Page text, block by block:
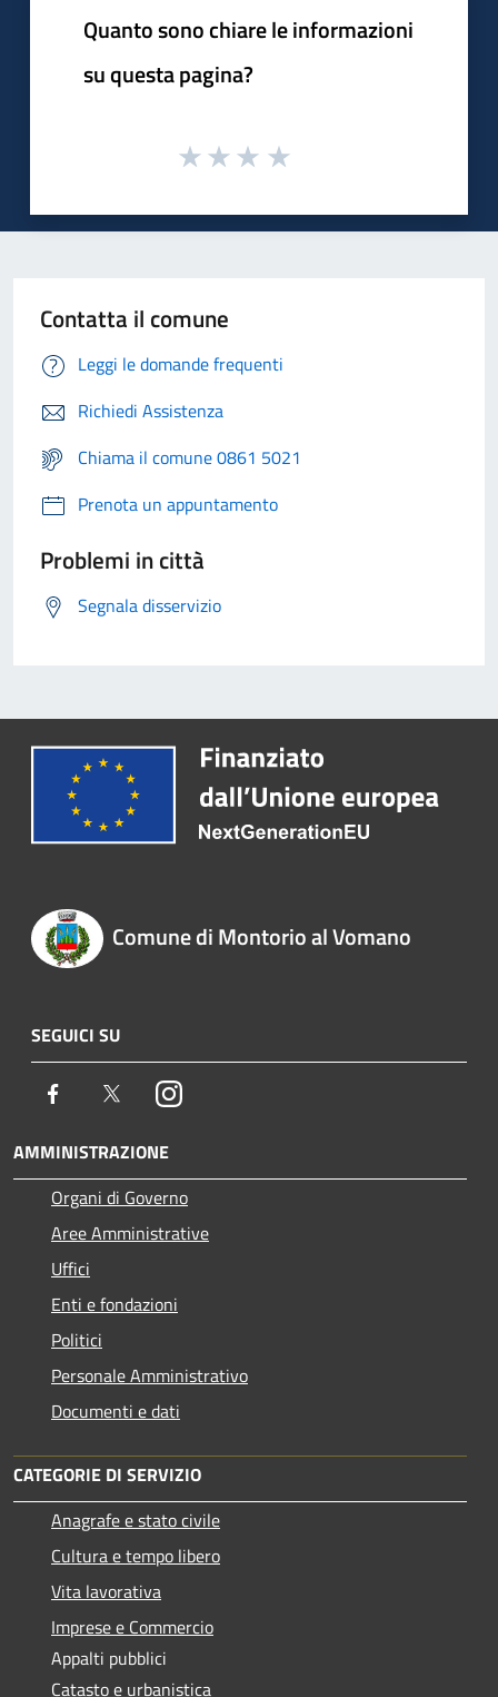
Quanto sono chiare le informazioni
su questa pagina?
Contatta il comune
Leggi le domande frequenti
Richiedi Assistenza
Chiama il comune 0861 5021
Prenota un appuntamento
Problemi in città
Segnala disservizio
Comune di Montorio al Vomano
SEGUICI SU
Facebook TwitterInstagram
AMMINISTRAZIONE
Organi di Governo
Aree Amministrative
Uffici
Enti e fondazioni
Politici
Personale Amministrativo
Documenti e dati
CATEGORIE DI SERVIZIO
Anagrafe e stato civile
Cultura e tempo libero
Vita lavorativa
Imprese e Commercio
Appalti pubblici
Catasto e urbanistica